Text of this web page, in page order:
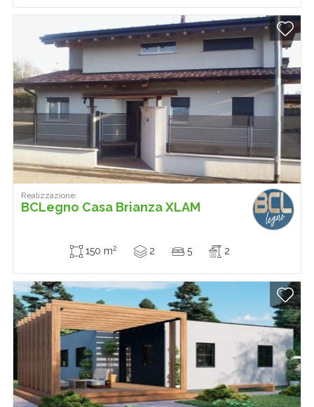
Realizzazione:
BCLegno Casa Brianza XLAM
150 m2 2 5 2